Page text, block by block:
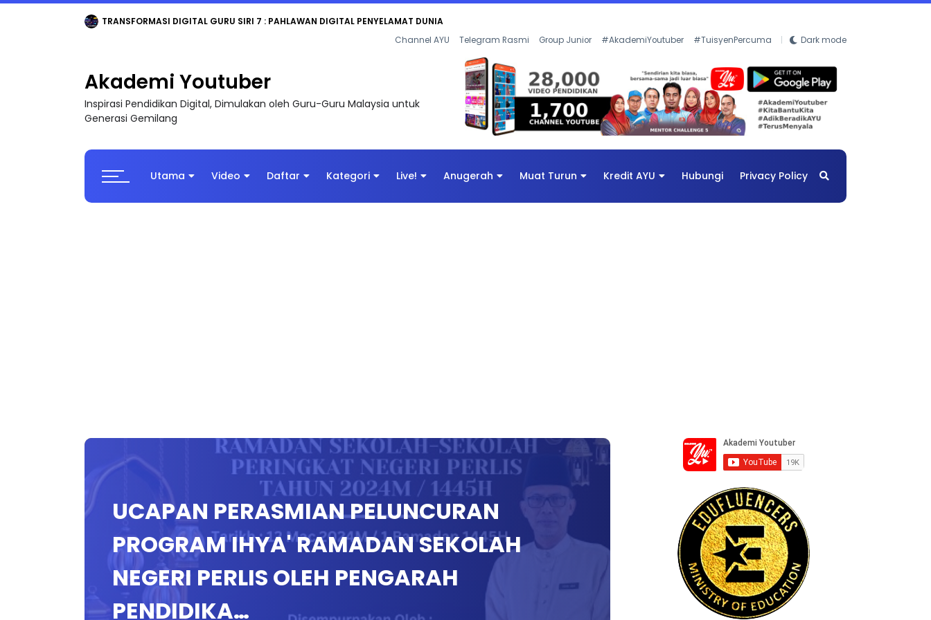
TRANSFORMASI DIGITAL GURU SIRI 7 : PAHLAWAN DIGITAL PENYELAMAT DUNIA
Channel AYU Telegram Rasmi Group Junior #AkademiYoutuber #TuisyenPercuma Dark mode
Akademi Youtuber
Inspirasi Pendidikan Digital, Dimulakan oleh Guru-Guru Malaysia untuk
Generasi Gemilang
Utama Video Daftar Kategori Live! Anugerah Muat Turun Kredit AYU Hubungi Privacy Policy
UCAPAN PERASMIAN PELUNCURAN
PROGRAM IHYA' RAMADAN SEKOLAH
NEGERI PERLIS OLEH PENGARAH
PENDIDIKA…